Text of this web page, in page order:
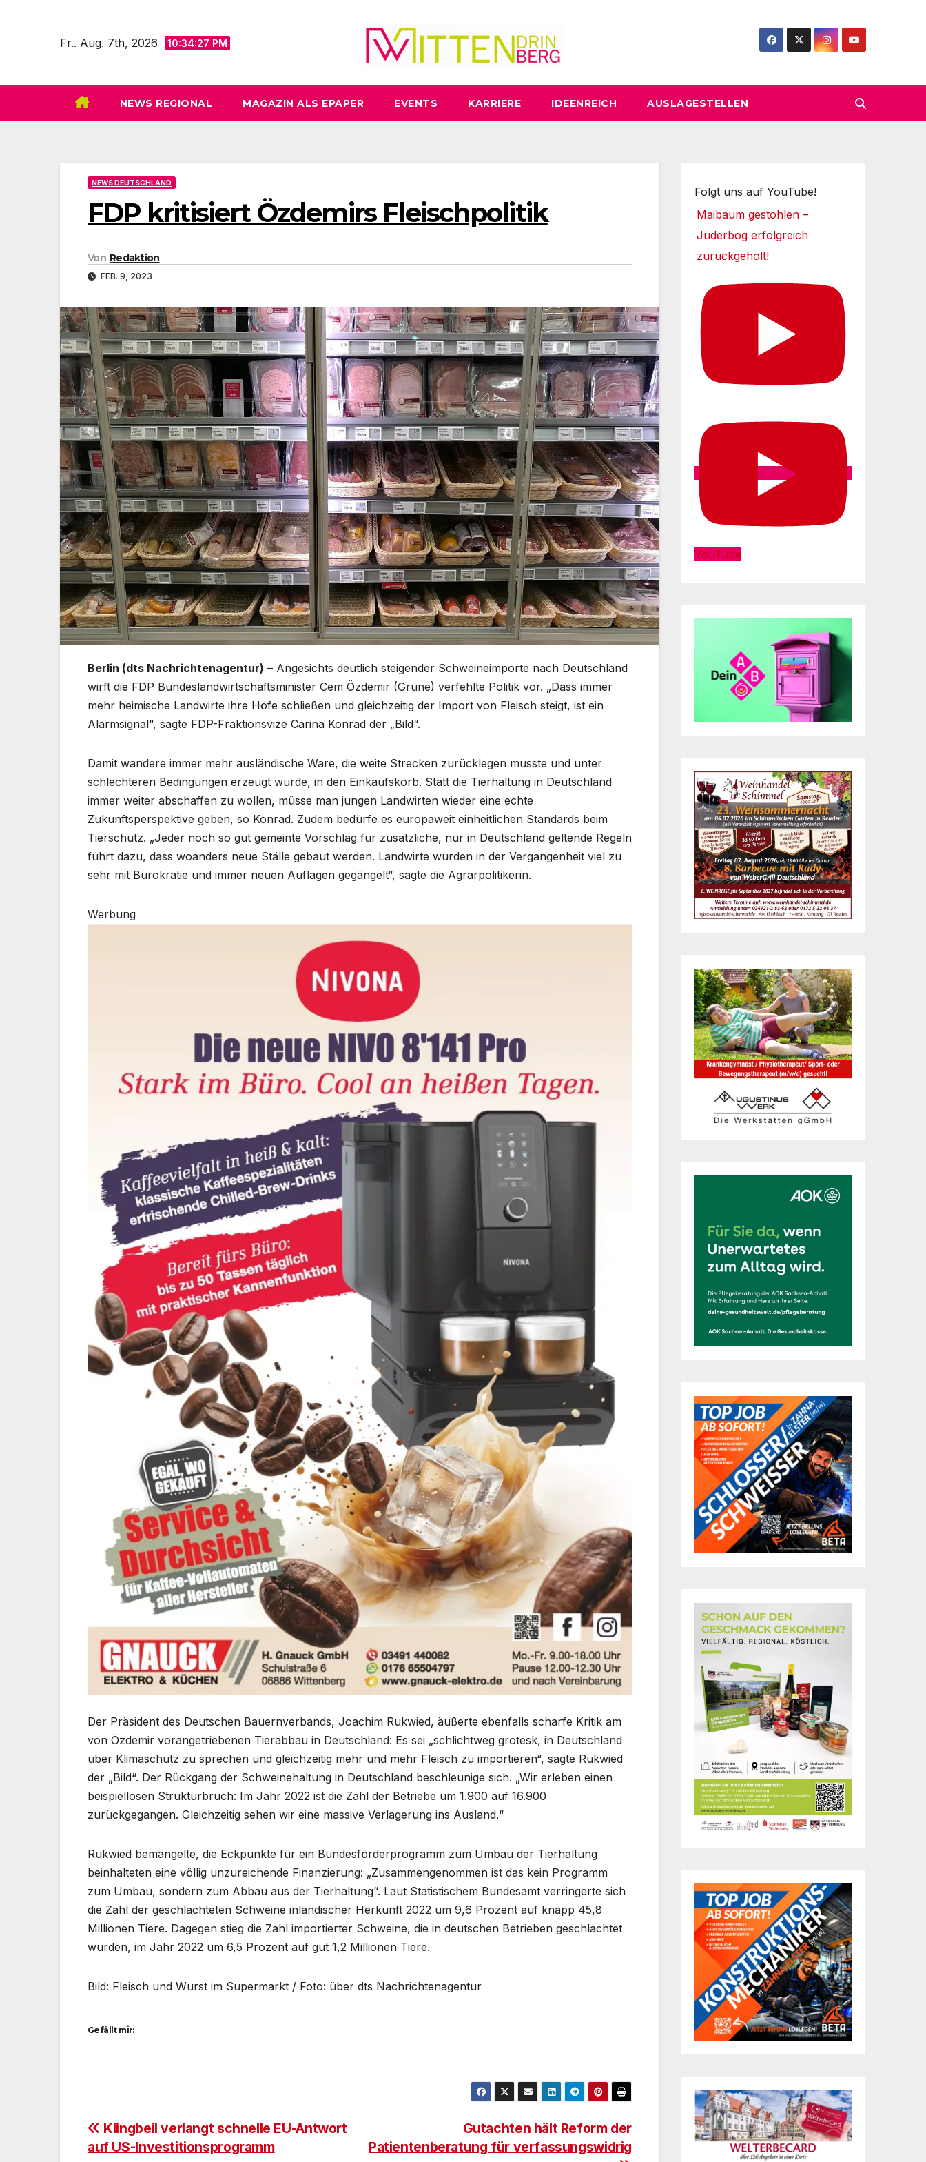
Fr.. Aug. 7th, 2026 10:34:29 PM
NEWS REGIONAL MAGAZIN ALS EPAPER EVENTS KARRIERE IDEENREICH AUSLAGESTELLEN
NEWS DEUTSCHLAND
FDP kritisiert Özdemirs Fleischpolitik
Von Redaktion
FEB. 9, 2023
Berlin (dts Nachrichtenagentur) – Angesichts deutlich steigender Schweineimporte nach Deutschland
wirft die FDP Bundeslandwirtschaftsminister Cem Özdemir (Grüne) verfehlte Politik vor. „Dass immer
mehr heimische Landwirte ihre Höfe schließen und gleichzeitig der Import von Fleisch steigt, ist ein
Alarmsignal“, sagte FDP-Fraktionsvize Carina Konrad der „Bild“.
Damit wandere immer mehr ausländische Ware, die weite Strecken zurücklegen musste und unter
schlechteren Bedingungen erzeugt wurde, in den Einkaufskorb. Statt die Tierhaltung in Deutschland
immer weiter abschaffen zu wollen, müsse man jungen Landwirten wieder eine echte
Zukunftsperspektive geben, so Konrad. Zudem bedürfe es europaweit einheitlichen Standards beim
Tierschutz. „Jeder noch so gut gemeinte Vorschlag für zusätzliche, nur in Deutschland geltende Regeln
führt dazu, dass woanders neue Ställe gebaut werden. Landwirte wurden in der Vergangenheit viel zu
sehr mit Bürokratie und immer neuen Auflagen gegängelt“, sagte die Agrarpolitikerin.
Werbung
Der Präsident des Deutschen Bauernverbands, Joachim Rukwied, äußerte ebenfalls scharfe Kritik am
von Özdemir vorangetriebenen Tierabbau in Deutschland: Es sei „schlichtweg grotesk, in Deutschland
über Klimaschutz zu sprechen und gleichzeitig mehr und mehr Fleisch zu importieren“, sagte Rukwied
der „Bild“. Der Rückgang der Schweinehaltung in Deutschland beschleunige sich. „Wir erleben einen
beispiellosen Strukturbruch: Im Jahr 2022 ist die Zahl der Betriebe um 1.900 auf 16.900
zurückgegangen. Gleichzeitig sehen wir eine massive Verlagerung ins Ausland.“
Rukwied bemängelte, die Eckpunkte für ein Bundesförderprogramm zum Umbau der Tierhaltung
beinhalteten eine völlig unzureichende Finanzierung: „Zusammengenommen ist das kein Programm
zum Umbau, sondern zum Abbau aus der Tierhaltung“. Laut Statistischem Bundesamt verringerte sich
die Zahl der geschlachteten Schweine inländischer Herkunft 2022 um 9,6 Prozent auf knapp 45,8
Millionen Tiere. Dagegen stieg die Zahl importierter Schweine, die in deutschen Betrieben geschlachtet
wurden, im Jahr 2022 um 6,5 Prozent auf gut 1,2 Millionen Tiere.
Bild: Fleisch und Wurst im Supermarkt / Foto: über dts Nachrichtenagentur
Gefällt mir:
Beitragsnavigation
Gutachten hält Reform der
Patientenberatung für verfassungswidrig
Klingbeil verlangt schnelle EU-Antwort
auf US-Investitionsprogramm
Folgt uns auf YouTube!
Maibaum gestohlen –
Jüderbog erfolgreich
zurückgeholt!
YouTube